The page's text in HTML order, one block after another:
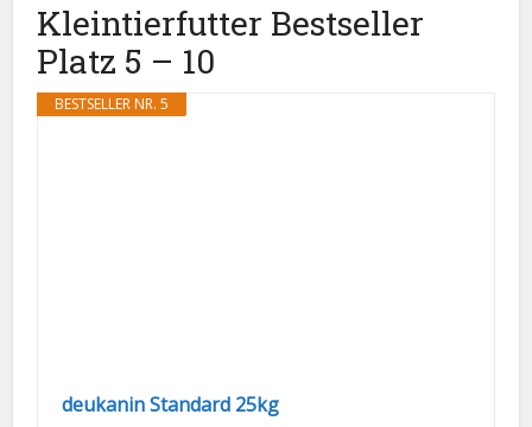
Kleintierfutter Bestseller
Platz 5 – 10
BESTSELLER NR. 5
deukanin Standard 25kg